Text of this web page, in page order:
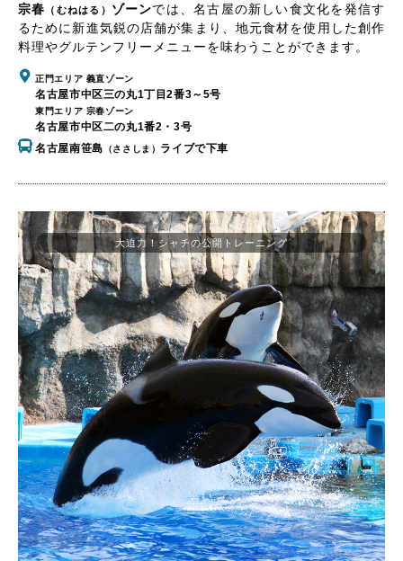
宗春
（むねはる） ゾーンでは、名古屋の新しい食文化を発信す
るために新進気鋭の店舗が集まり、地元食材を使用した創作
料理やグルテンフリーメニューを味わうことができます。
正門エリア 義直ゾーン
名古屋市中区三の丸1丁目2番3～5号
東門エリア 宗春ゾーン
名古屋市中区二の丸1番2・3号
名古屋南笹島 （ささしま） ライブで下車
大迫力！シャチの公開トレーニング